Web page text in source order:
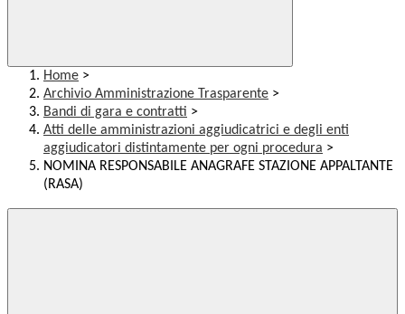
Home >
Archivio Amministrazione Trasparente >
Bandi di gara e contratti >
Atti delle amministrazioni aggiudicatrici e degli enti
aggiudicatori distintamente per ogni procedura >
NOMINA RESPONSABILE ANAGRAFE STAZIONE APPALTANTE
(RASA)